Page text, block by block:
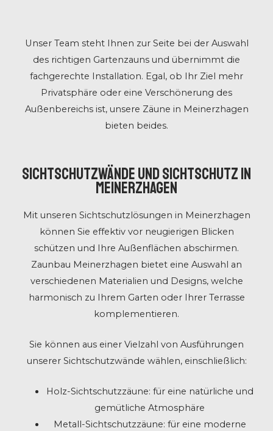
Unser Team steht Ihnen zur Seite bei der Auswahl
des richtigen Gartenzauns und übernimmt die
fachgerechte Installation. Egal, ob Ihr Ziel mehr
Privatsphäre oder eine Verschönerung des
Außenbereichs ist, unsere Zäune in Meinerzhagen
bieten beides.
Sichtschutzwände und Sichtschutz in
Meinerzhagen
Mit unseren Sichtschutzlösungen in Meinerzhagen
können Sie effektiv vor neugierigen Blicken
schützen und Ihre Außenflächen abschirmen.
Zaunbau Meinerzhagen bietet eine Auswahl an
verschiedenen Materialien und Designs, welche
harmonisch zu Ihrem Garten oder Ihrer Terrasse
komplementieren.
Sie können aus einer Vielzahl von Ausführungen
unserer Sichtschutzwände wählen, einschließlich:
Holz-Sichtschutzzäune: für eine natürliche und
gemütliche Atmosphäre
Metall-Sichtschutzzäune: für eine moderne